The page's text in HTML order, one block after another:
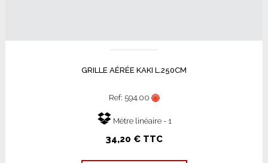
GRILLE AÉRÉE KAKI L.250CM
Ref: 594.00
Mètre linéaire - 1
34,20 € TTC